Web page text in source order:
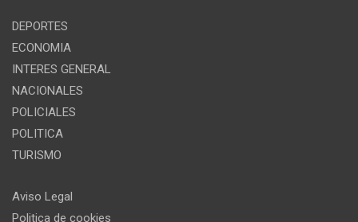
DEPORTES
ECONOMIA
INTERES GENERAL
NACIONALES
POLICIALES
POLITICA
TURISMO
Aviso Legal
Politica de cookies